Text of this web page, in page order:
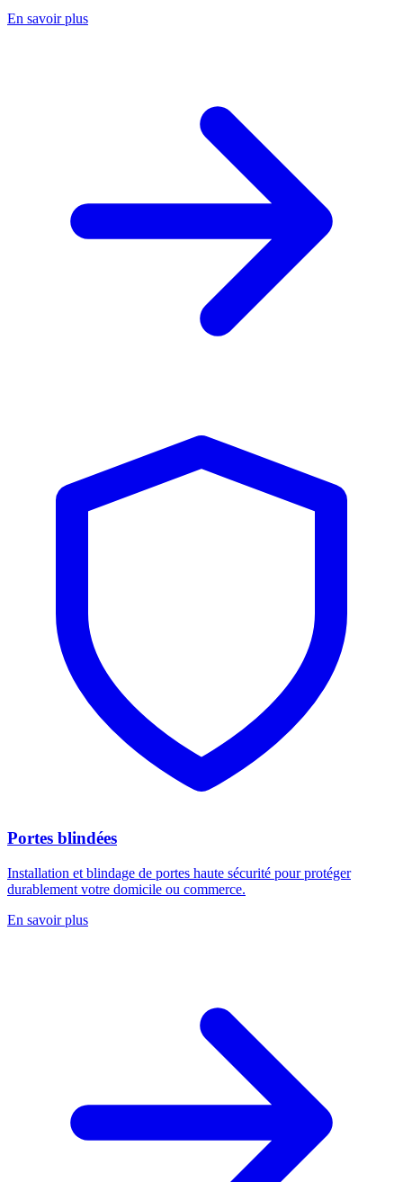
En savoir plus
Portes blindées
Installation et blindage de portes haute sécurité pour protéger
durablement votre domicile ou commerce.
En savoir plus